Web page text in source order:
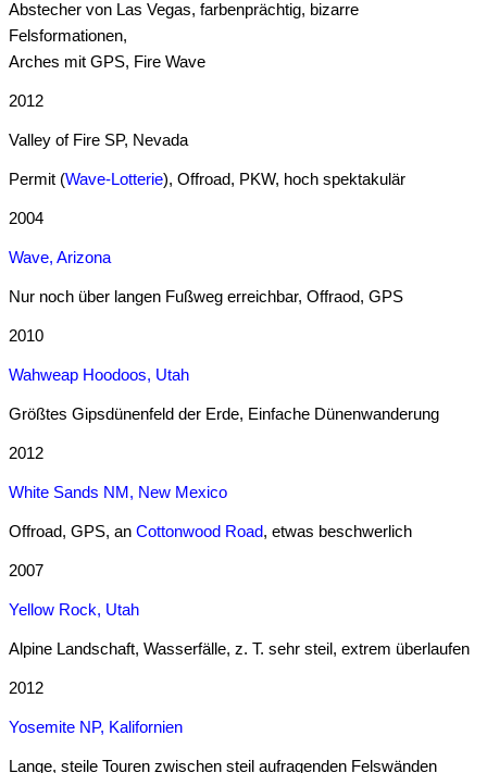
Abstecher von Las Vegas, farbenprächtig, bizarre
Felsformationen,
Arches mit GPS, Fire Wave
2012
Valley of Fire SP, Nevada
Permit (Wave-Lotterie), Offroad, PKW, hoch spektakulär
2004
Wave, Arizona
Nur noch über langen Fußweg erreichbar, Offraod, GPS
2010
Wahweap Hoodoos, Utah
Größtes Gipsdünenfeld der Erde, Einfache Dünenwanderung
2012
White Sands NM, New Mexico
Offroad, GPS, an Cottonwood Road, etwas beschwerlich
2007
Yellow Rock, Utah
Alpine Landschaft, Wasserfälle, z. T. sehr steil, extrem überlaufen
2012
Yosemite NP, Kalifornien
Lange, steile Touren zwischen steil aufragenden Felswänden